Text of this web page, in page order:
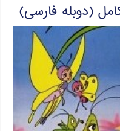
(دوبله فارسی)